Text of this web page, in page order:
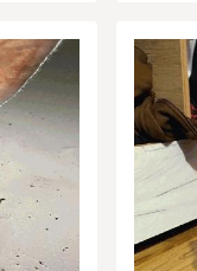
–
disponibili.